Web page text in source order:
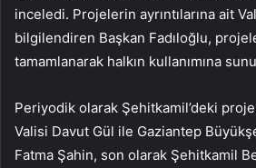
inceledi. Projelerin ayrıntılarına ait
bilgilendiren Başkan Fadıloğlu,
tamamlanarak halkın kullanımına
Periyodik olarak Şehitkamil’deki
Valisi Davut Gül ile Gaziantep
Fatma Şahin, son olarak Şehitkamil